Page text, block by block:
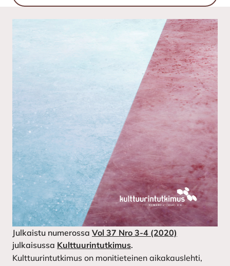
Julkaistu numerossa Vol 37 Nro 3-4 (2020)
julkaisussa Kulttuurintutkimus.
Kulttuurintutkimus on monitieteinen aikakauslehti,